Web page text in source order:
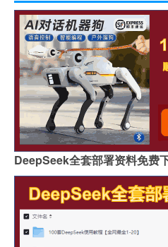
DeepSeek全套部署资料免费